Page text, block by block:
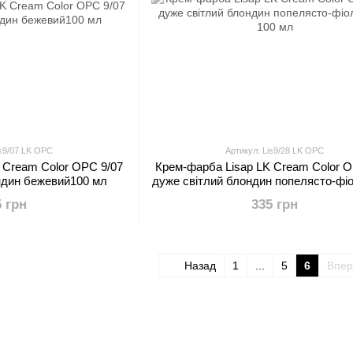
07 LK OPC
Color OPC 9/07
бежевий100 мл
грн
Артикул: Lis9/28 LK OPC
Крем-фарба Lisap LK Cream Color
дуже світлий блондин попелясто-
335 грн
Назад 1 5 6